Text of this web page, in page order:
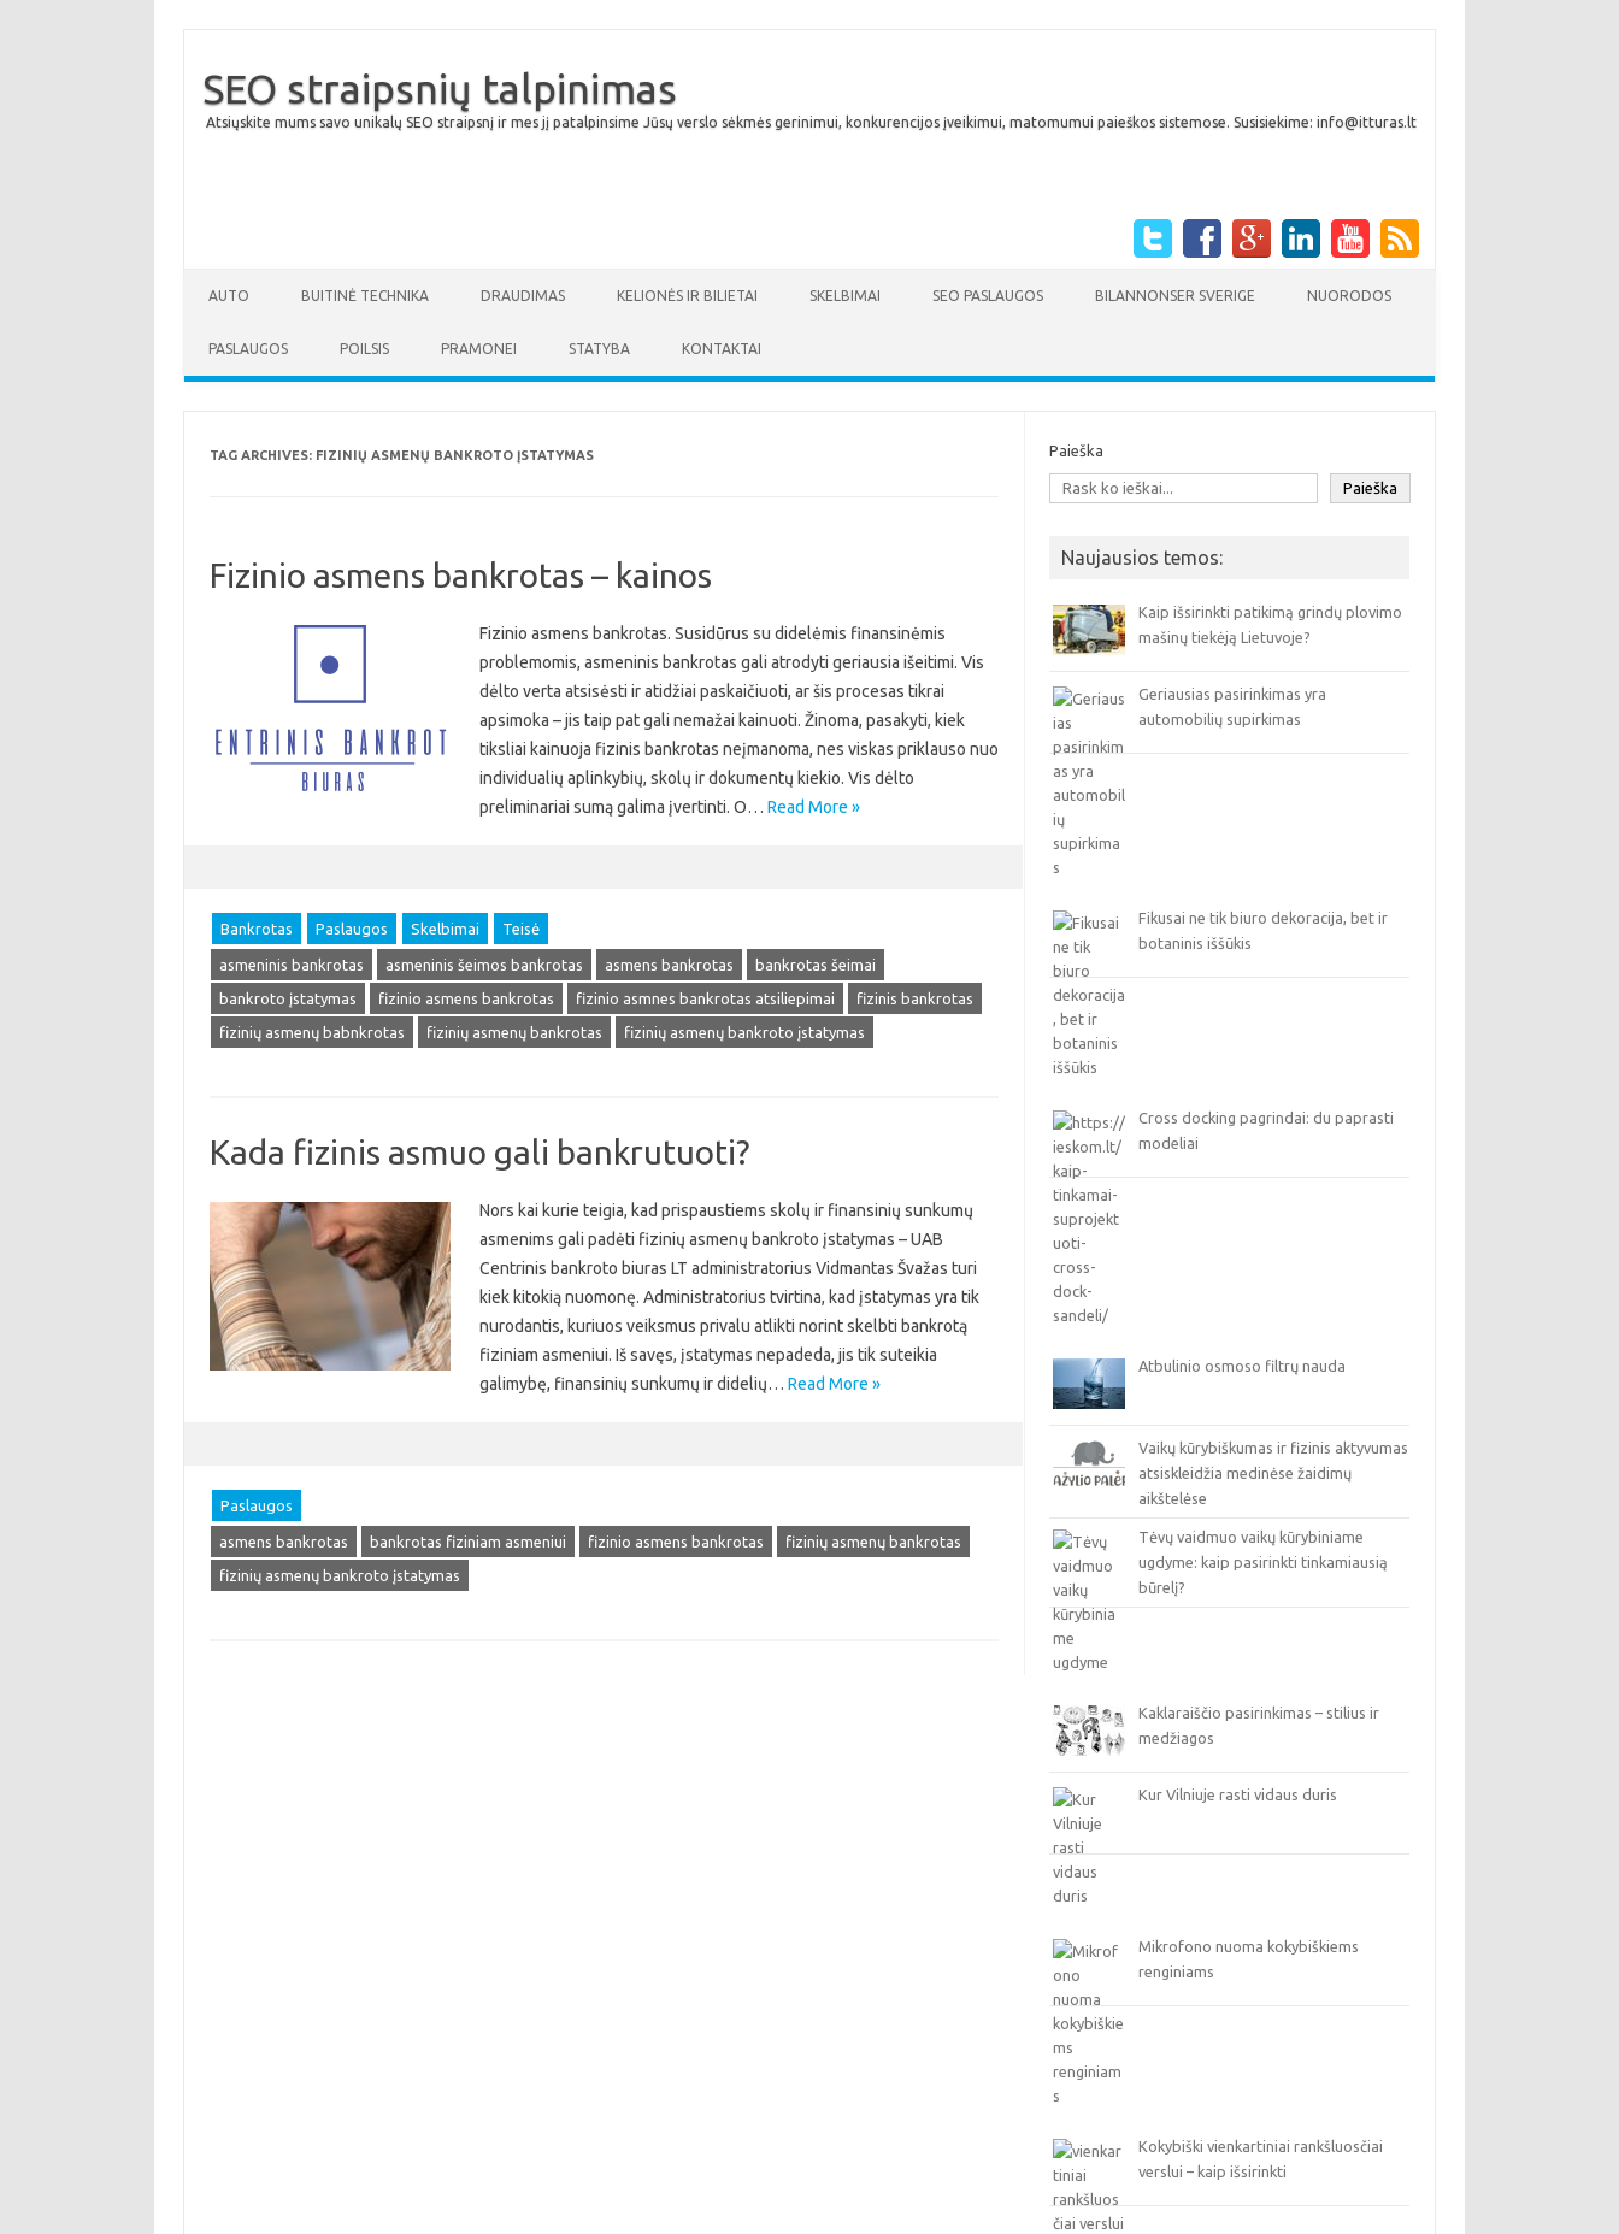
SEO straipsnių talpinimas
Atsiųskite mums savo unikalų SEO straipsnį ir mes jį patalpinsime Jūsų verslo sėkmės gerinimui, konkurencijos įveikimui, matomumui paieškos sistemose. Susisiekime: info@itturas.lt
AUTO BUITINĖ TECHNIKA DRAUDIMAS KELIONĖS IR BILIETAI SKELBIMAI SEO PASLAUGOS BILANNONSER SVERIGE NUORODOS
PASLAUGOS POILSIS PRAMONEI STATYBA KONTAKTAI
TAG ARCHIVES: FIZINIŲ ASMENŲ BANKROTO ĮSTATYMAS
Fizinio asmens bankrotas – kainos
Fizinio asmens bankrotas. Susidūrus su didelėmis finansinėmis
problemomis, asmeninis bankrotas gali atrodyti geriausia išeitimi. Vis
dėlto verta atsisėsti ir atidžiai paskaičiuoti, ar šis procesas tikrai
apsimoka – jis taip pat gali nemažai kainuoti. Žinoma, pasakyti, kiek
tiksliai kainuoja fizinis bankrotas neįmanoma, nes viskas priklauso nuo
individualių aplinkybių, skolų ir dokumentų kiekio. Vis dėlto
preliminariai sumą galima įvertinti. O… Read More »
Bankrotas Paslaugos Skelbimai Teisė
asmeninis bankrotas asmeninis šeimos bankrotas asmens bankrotas
bankrotas šeimai
bankroto įstatymas
fizinio asmens bankrotas fizinio asmnes bankrotas atsiliepimai
fizinis bankrotas
fizinių asmenų babnkrotas
fizinių asmenų bankrotas fizinių asmenų bankroto įstatymas
Kada fizinis asmuo gali bankrutuoti?
Nors kai kurie teigia, kad prispaustiems skolų ir finansinių sunkumų
asmenims gali padėti fizinių asmenų bankroto įstatymas – UAB
Centrinis bankroto biuras LT administratorius Vidmantas Švažas turi
kiek kitokią nuomonę. Administratorius tvirtina, kad įstatymas yra tik
nurodantis, kuriuos veiksmus privalu atlikti norint skelbti bankrotą
fiziniam asmeniui. Iš savęs, įstatymas nepadeda, jis tik suteikia
galimybę, finansinių sunkumų ir didelių… Read More »
Paslaugos
asmens bankrotas bankrotas fiziniam asmeniui fizinio asmens bankrotas
fizinių asmenų bankrotas
fizinių asmenų bankroto įstatymas
Paieška
Paieška
Naujausios temos:
Kaip išsirinkti patikimą grindų plovimo
mašinų tiekėją Lietuvoje?
Geriausias pasirinkimas yra
automobilių supirkimas
Fikusai ne tik biuro dekoracija, bet ir
botaninis iššūkis
Cross docking pagrindai: du paprasti
modeliai
Atbulinio osmoso filtrų nauda
Vaikų kūrybiškumas ir fizinis aktyvumas
atsiskleidžia medinėse žaidimų
aikštelėse
Tėvų vaidmuo vaikų kūrybiniame
ugdyme: kaip pasirinkti tinkamiausią
būrelį?
Kaklaraiščio pasirinkimas – stilius ir
medžiagos
Kur Vilniuje rasti vidaus duris
Mikrofono nuoma kokybiškiems
renginiams
Kokybiški vienkartiniai rankšluosčiai
verslui – kaip išsirinkti